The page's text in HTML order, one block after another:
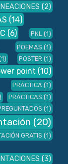
(2)
(14)
(6) PNL (1)
POEMAS (1)
POSTER (1)
point (10)
PRÁCTICA (1)
PRÁCTICAS (1)
(1)
(20)
GRATIS (1)
(3)